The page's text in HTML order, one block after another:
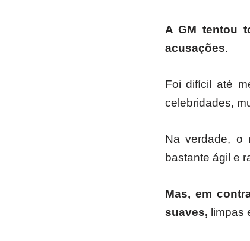
A GM tentou
acusações.
Foi difícil até
celebridades,
Na verdade, o
bastante ágil e
Mas, em
suaves, limpas